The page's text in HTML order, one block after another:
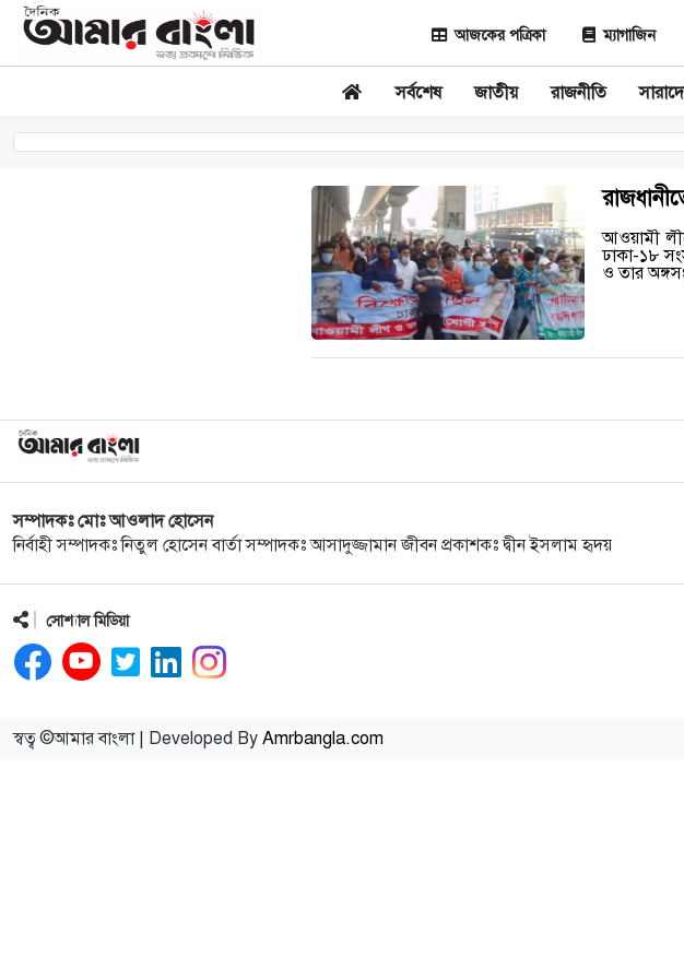
আজকের পত্রিকা ম্যাগাজিন
সর্বশেষ জাতীয় রাজনীতি
আওয়ামী
ঢাকা-১৮
ও তার
সম্পাদকঃ মোঃ আওলাদ হোসেন
নির্বাহী সম্পাদকঃ নিতুল হোসেন বার্তা সম্পাদকঃ আসাদুজ্জামান জীবন প্রকাশকঃ দ্বীন ইসলাম হৃদয়
সোশ্যাল মিডিয়া
স্বত্ব ©আমার বাংলা | Developed By Amrbangla.com